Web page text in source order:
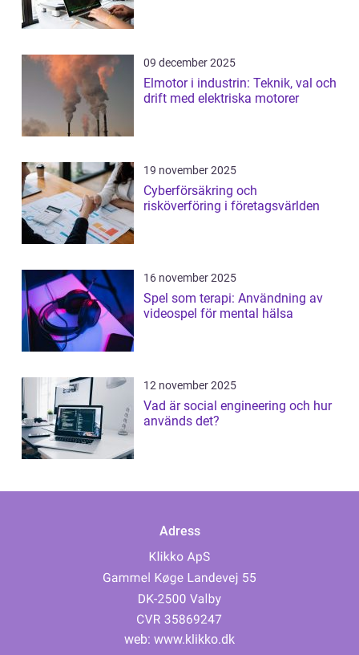
09 december 2025
Elmotor i industrin: Teknik, val och
drift med elektriska motorer
19 november 2025
Cyberförsäkring och
risköverföring i företagsvärlden
16 november 2025
Spel som terapi: Användning av
videospel för mental hälsa
12 november 2025
Vad är social engineering och hur
används det?
Adress
web: www.klikko.dk